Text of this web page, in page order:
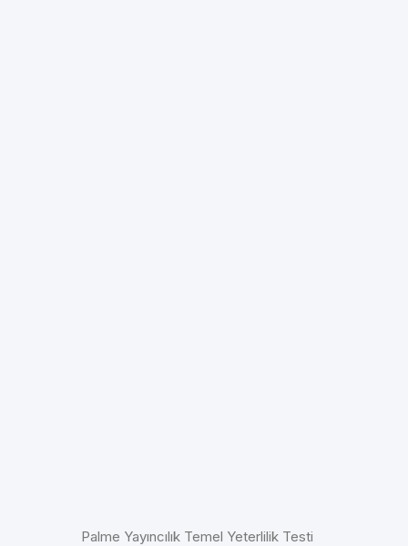
Palme Yayıncılık Temel Yeterlilik Testi